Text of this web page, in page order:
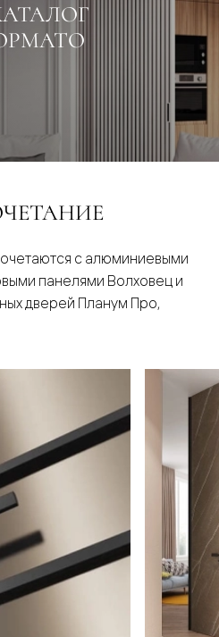
с алюминиевыми
панелями Волховец и
дверей Планум Про,